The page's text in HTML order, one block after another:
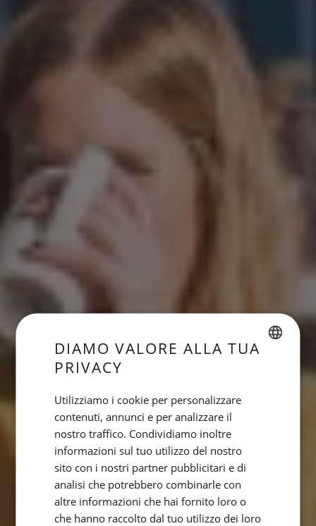
FRENCH
ITALIAN
RUSSIAN
DIAMO VALORE ALLA TUA
PRIVACY
Utilizziamo i cookie per personalizzare
contenuti, annunci e per analizzare il
nostro traffico. Condividiamo inoltre
informazioni sul tuo utilizzo del nostro
sito con i nostri partner pubblicitari e di
analisi che potrebbero combinarle con
altre informazioni che hai fornito loro o
che hanno raccolto dal tuo utilizzo dei loro